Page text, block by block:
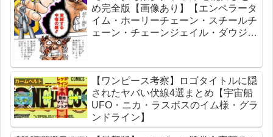
め完全版【画像あり】【エンペラータ
イム・ホーリーチェーン・スチールチ
ェーン・チェーンジェイル・ダウジン
【ワンピース考察】ロゴタイトルに隠
されたヤバい伏線4選まとめ【宇宙船
UFO・ニカ・ラスボスのイム様・グラ
ンドライン】